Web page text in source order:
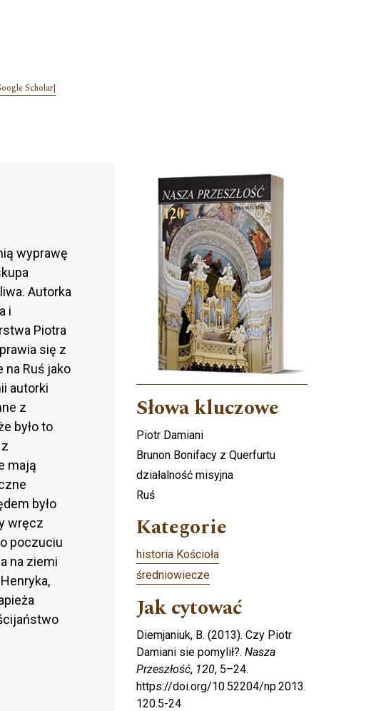
Scholar]
wyprawę
Autorka
i
Piotra
się z
na Ruś jako
autorki
z
było to
mają
było
wręcz
poczuciu
na ziemi
Cover image
Słowa kluczowe
Piotr Damiani
Brunon Bonifacy z Querfurtu
działalność misyjna
Ruś
Kategorie
historia Kościoła
średniowiecze
Jak cytować
Diemjaniuk, B. (2013). Czy Piotr
Damiani sie pomylił?. Nasza
Przeszłość, 120, 5–24.
https://doi.org/10.52204/np.2013.
120.5-24